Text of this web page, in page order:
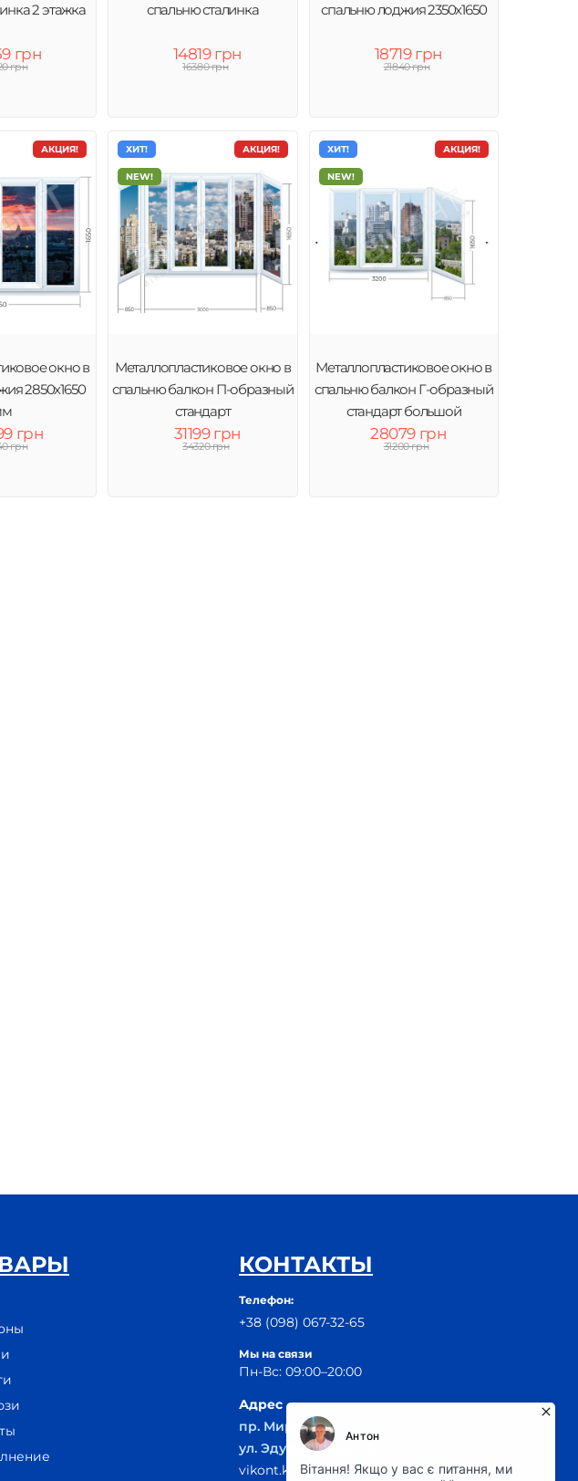
2 этажка
грн
грн
спальню сталинка
14819 грн
16380 грн
спальню лоджия 2350х1650
18719 грн
21840 грн
АКЦИЯ!
окно в
2850х1650
грн
грн
АКЦИЯ!
ХИТ!
NEW!
Металлопластиковое окно в
спальню балкон П-образный
стандарт
31199 грн
34320 грн
АКЦИЯ!
ХИТ!
NEW!
Металлопластиковое окно в
спальню балкон Г-образный
стандарт большой
28079 грн
31200 грн
КОНТАКТЫ
Телефон:
+38 (098) 067-32-65
Мы на связи
Пн-Вс: 09:00–20:00
Адрес
пр. Мира, 29Б
ул. Эдуарда Фукса 55
vikont.kr@ukr.net